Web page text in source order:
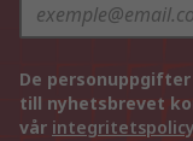
De
till nyhetsbrevet
vår integritetspolicy